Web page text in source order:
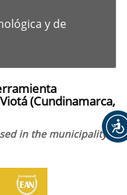
y de
(Cundinamarca,
in the municipality